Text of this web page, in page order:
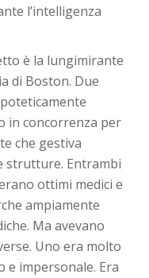
l’intelligenza
è la lungimirante
di Boston. Due
in concorrenza per
che gestiva
strutture. Entrambi
ottimi medici e
ampiamente
Ma avevano
Uno era molto
e impersonale. Era